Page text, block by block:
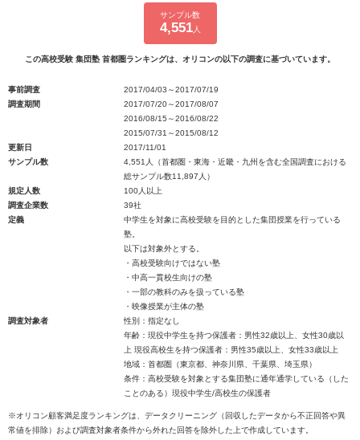
サンプル数
4,551人
この高校受験 集団塾 首都圏ランキングは、オリコンの以下の調査に基づいています。
事前調査
2017/04/03～2017/07/19
調査期間
2017/07/20～2017/08/07
2016/08/15～2016/08/22
2015/07/31～2015/08/12
更新日
2017/11/01
サンプル数
4,551人（首都圏・東海・近畿・九州を含む全国調査における
総サンプル数11,897人）
規定人数
100人以上
調査企業数
39社
定義
中学生を対象に高校受験を目的とした集団授業を行っている
塾。
以下は対象外とする。
・高校受験向けではない塾
・中高一貫校生向けの塾
・一部の教科のみを扱っている塾
・映像授業が主体の塾
調査対象者
性別：指定なし
年齢：現役中学生を持つ保護者：男性32歳以上、女性30歳以
上 現役高校生を持つ保護者：男性35歳以上、女性33歳以上
地域：首都圏（東京都、神奈川県、千葉県、埼玉県）
条件：高校受験を対象とする集団塾に通年通学している（した
ことのある）現役中学生/高校生の保護者
※オリコン顧客満足度ランキングは、データクリーニング（回収したデータから不正回答や異
常値を排除）および調査対象者条件から外れた回答を除外した上で作成しています。